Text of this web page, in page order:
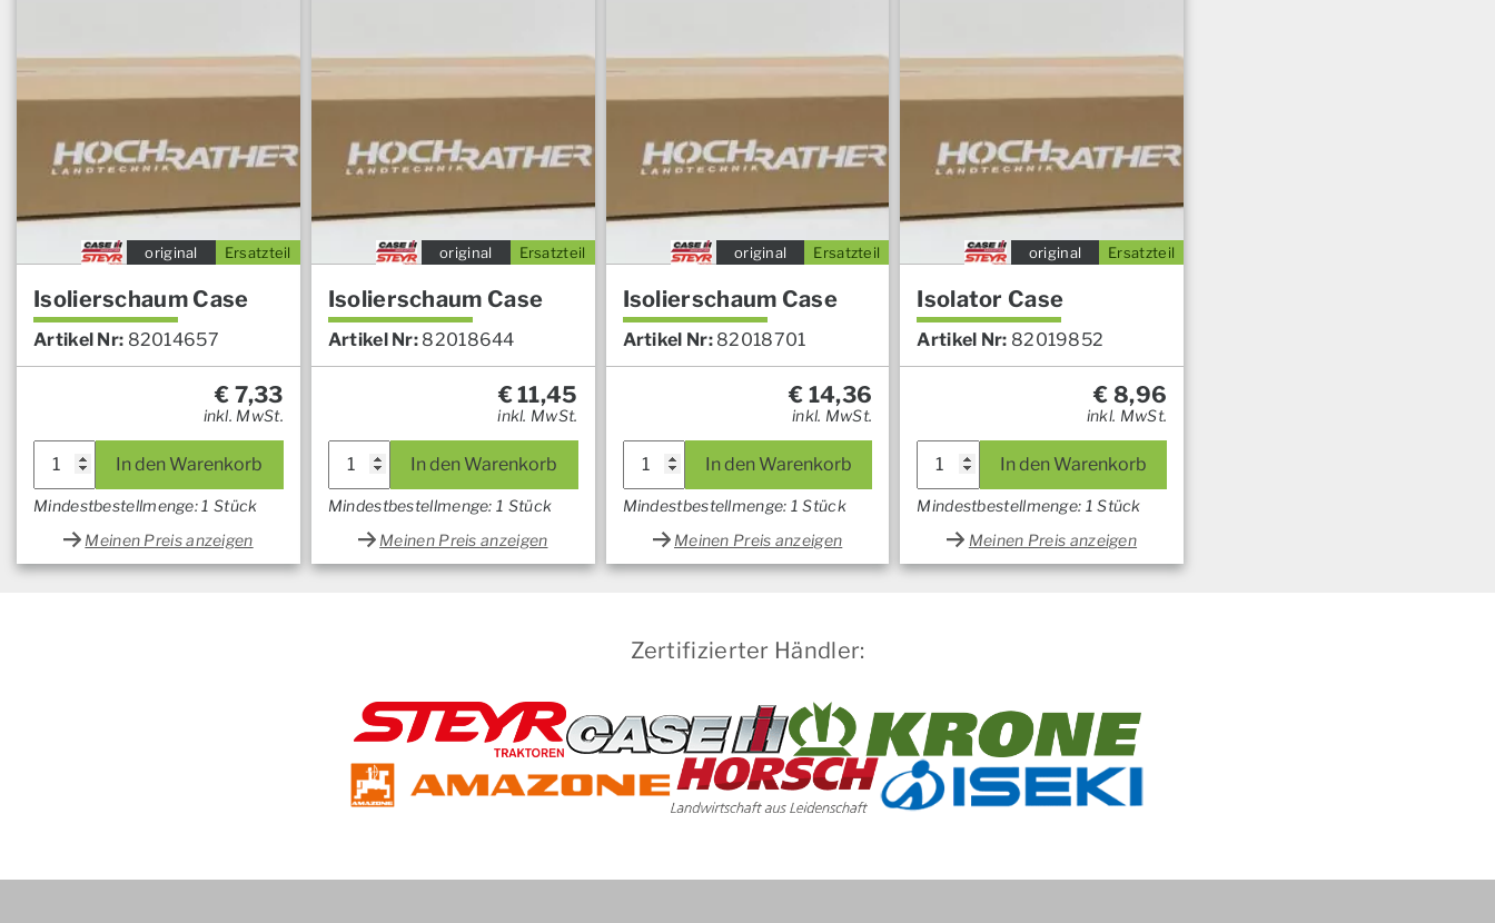
Ersatzteil
original
Isolierschaum Case
Artikel Nr: 82014657
€ 7,33
inkl. MwSt.
In den Warenkorb
Mindestbestellmenge: 1 Stück
Meinen Preis anzeigen
Ersatzteil
original
Isolierschaum Case
Artikel Nr: 82018644
€11,45
inkl. MwSt.
In den Warenkorb
Mindestbestellmenge: 1 Stück
Meinen Preis anzeigen
Ersatzteil
original
Isolierschaum Case
Artikel Nr: 82018701
€ 14,36
inkl. MwSt.
In den Warenkorb
Mindestbestellmenge: 1 Stück
Meinen Preis anzeigen
Ersatzteil
original
Isolator Case
Artikel Nr: 82019852
€ 8,96
inkl. MwSt.
In den Warenkorb
Mindestbestellmenge: 1 Stück
Meinen Preis anzeigen
Zertifizierter Händler: